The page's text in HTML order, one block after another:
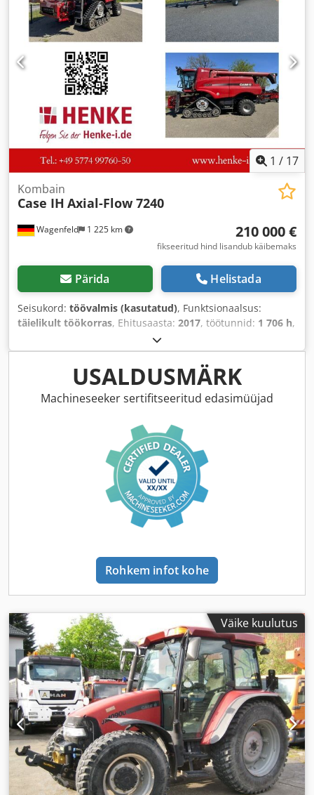
1 / 17
Wagenfeld 1 225 km
Kombain
Case IH Axial-Flow 7240
210 000 €
fikseeritud hind lisandub käibemaks
Pärida Helistada
Seisukord: töövalmis (kasutatud), Funktsionaalsus:
täielikult töökorras, Ehitusaasta: 2017, töötunnid: 1 706 h,
, kütuse tüüp:
maksimaalne kiirus:30 km/h, esmane registreerimine:
, järgmine ülevaatus (TÜV): 07/2026, tagumise
rehvi suurus:500/85 R24, masina/sõiduki number:
YHG233775, Varustus:haagise haakeseade, kabiin,
USALDUSMÄRK
Machineseeker sertifitseeritud edasimüüjad
Rohkem infot kohe
Väike kuulutus